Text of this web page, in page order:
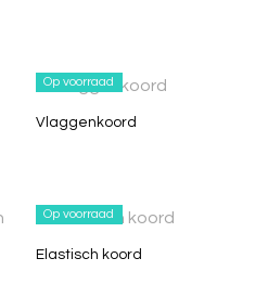
Op voorraad
Vlaggenkoord
Op voorraad
Elastisch koord